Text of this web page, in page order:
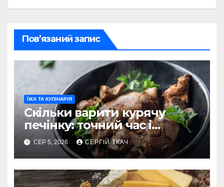
Пов’язаний запис
ЇЖА ТА КУЛІНАРІЯ
Скільки варити курячу
печінку: точний час і
секрети ніжності
СЕР 5, 2026 СЕРГІЙ ТКАЧ